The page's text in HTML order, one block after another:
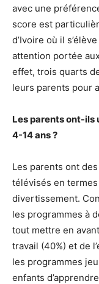
avec une
score est
d’Ivoire où il
attention portée
effet, trois quarts
leurs parents pour
Les parents ont-
4-14 ans ?
Les parents ont
télévisés en termes
divertissement.
les programmes à
tout mettre en
travail (40%) et de
les programmes
enfants